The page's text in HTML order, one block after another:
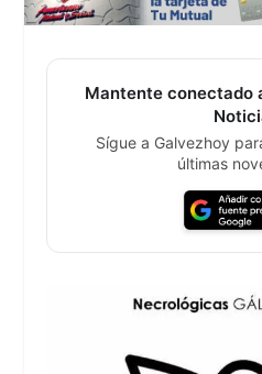
Mantente conectado
Sígue a Galvezhoy
últimas